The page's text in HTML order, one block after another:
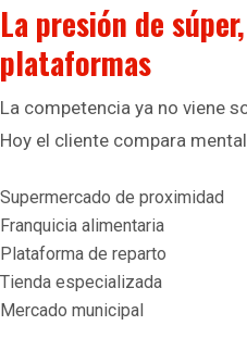
La presión de
plataformas
La competencia ya no viene
Hoy el cliente compara
Supermercado de proximidad
Franquicia alimentaria
Plataforma de reparto
Tienda especializada
Mercado municipal